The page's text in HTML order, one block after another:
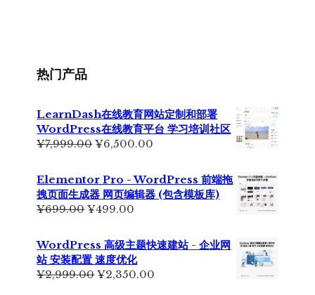
热门产品
LearnDash在线教育网站定制和部署
WordPress在线教育平台 学习培训社区
¥7,999.00原
¥7,999.00。
¥6,500.00
价
格
为：
Elementor Pro - WordPress 前端拖
拽页面生成器 网页编辑器 (包含模板库)
¥699.00原
为：
¥699.00。
¥499.00
价
格
为：
¥499.00。
WordPress 高级主题快速建站 - 企业网
站 安装配置 速度优化
¥2,999.00原
¥2,350.00